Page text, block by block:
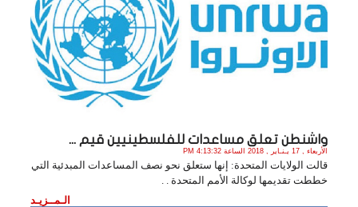
واشنطن تعلق مساعدات للفلسطينيين قيم ...
الأربعاء , 17 يـنـاير , 2018 الساعة 4:13:32 PM
قالت الولايات المتحدة: إنها ستعلق نحو نصف المساعدات المبدئية التي
خططت تقديمها لوكالة الأمم المتحدة . .
الـمــزيـد